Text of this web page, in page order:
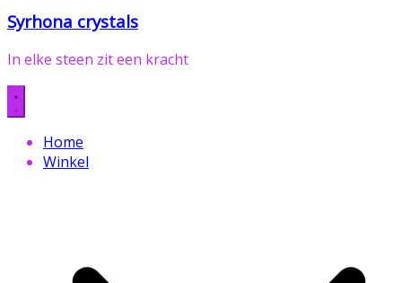
Syrhona crystals
In elke steen zit een kracht
Home
Winkel